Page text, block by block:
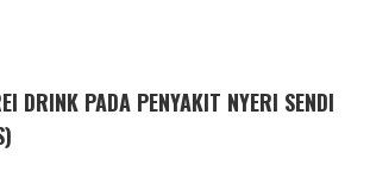
DRINK PADA PENYAKIT NYERI SENDI